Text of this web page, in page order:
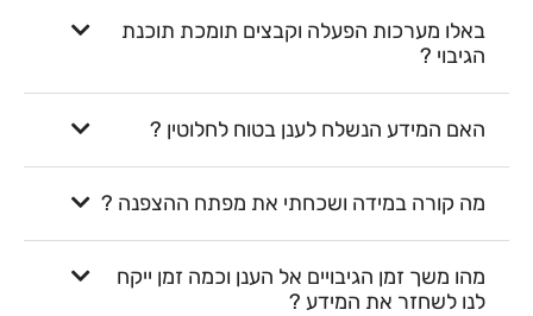
באלו מערכות הפעלה וקבצים תומכת תוכנת
הגיבוי ?
האם המידע הנשלח לענן בטוח לחלוטין ?
מה קורה במידה ושכחתי את מפתח ההצפנה ?
מהו משך זמן הגיבויים אל הענן וכמה זמן ייקח
לנו לשחזר את המידע ?